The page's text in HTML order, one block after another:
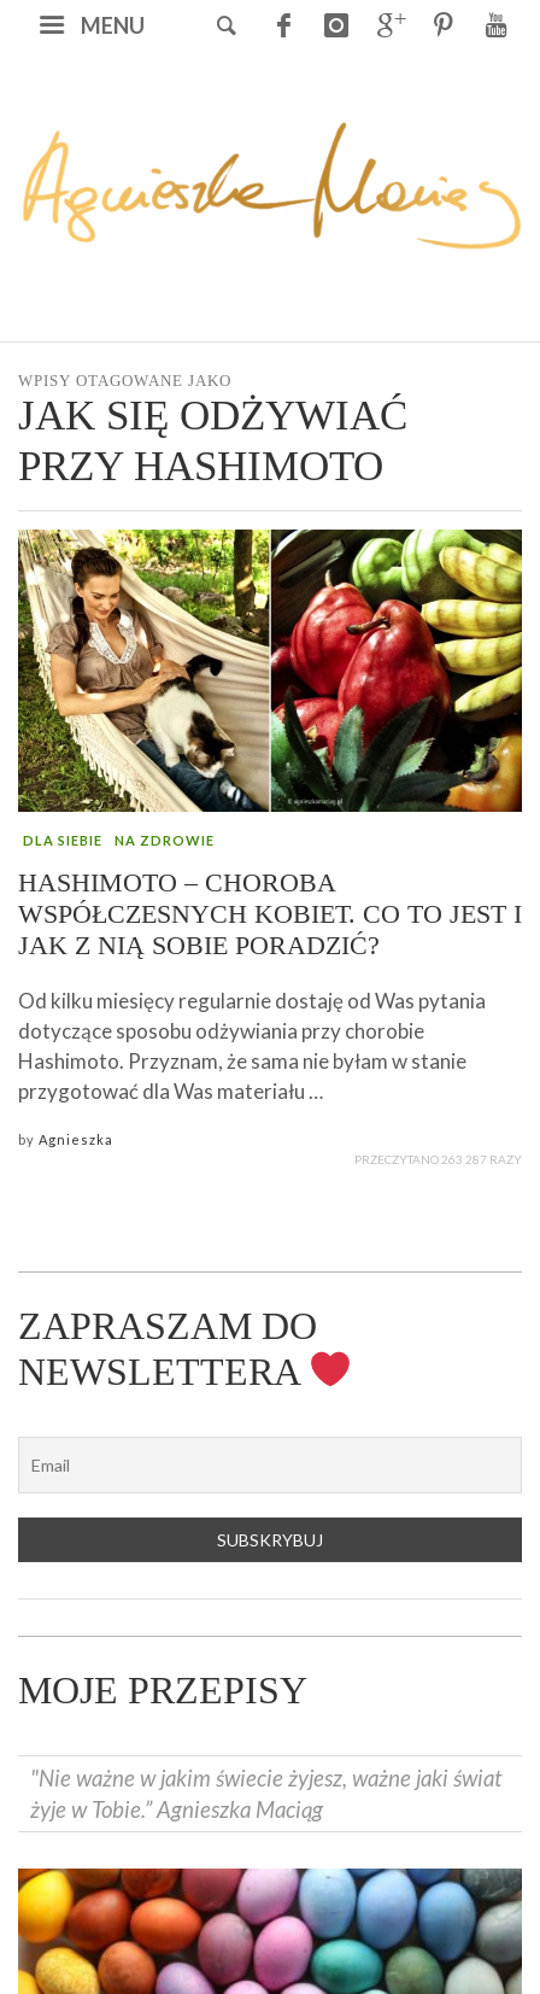
MENU
WPISY OTAGOWANE JAKO
JAK SIĘ ODŻYWIAĆ
PRZY HASHIMOTO
DLA SIEBIE NA ZDROWIE
HASHIMOTO – CHOROBA
WSPÓŁCZESNYCH KOBIET. CO TO JEST I
JAK Z NIĄ SOBIE PORADZIĆ?
Od kilku miesięcy regularnie dostaję od Was pytania
dotyczące sposobu odżywiania przy chorobie
Hashimoto. Przyznam, że sama nie byłam w stanie
przygotować dla Was materiału …
by Agnieszka
PRZECZYTANO 263 287 RAZY
ZAPRASZAM DO
NEWSLETTERA
MOJE PRZEPISY
"Nie ważne w jakim świecie żyjesz, ważne jaki świat
żyje w Tobie.” Agnieszka Maciąg